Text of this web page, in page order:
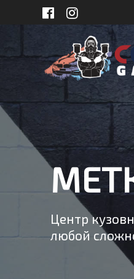
Центр
любой